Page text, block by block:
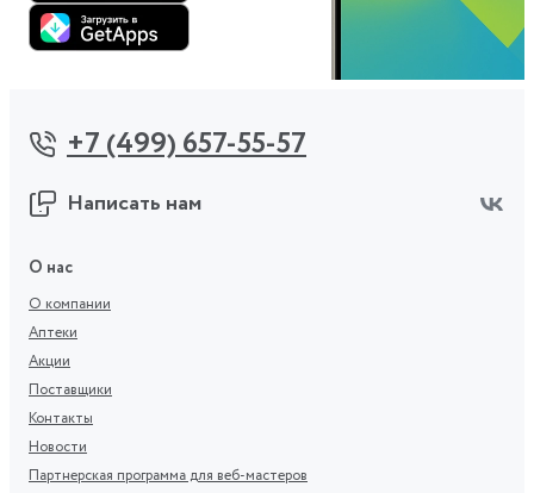
+7 (499) 657-55-57
Написать нам
О нас
О компании
Аптеки
Акции
Поставщики
Контакты
Новости
Партнерская программа для веб-мастеров